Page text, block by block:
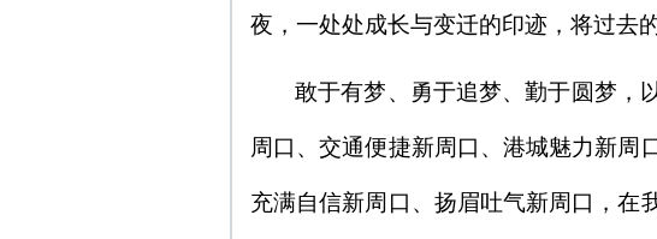
夜，一处处成长与变迁的印迹，将过去
敢于有梦、勇于追梦、勤于圆梦
周口、交通便捷新周口、港城魅力新周
充满自信新周口、扬眉吐气新周口，在